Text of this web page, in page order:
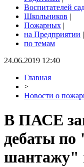
Воспитателей
Школьников |
Пожарных |
на Предприятии |
по темам
24.06.2019 12:40
Главная
>
Новости о
В ПАСЕ
дебаты по
шантажу"